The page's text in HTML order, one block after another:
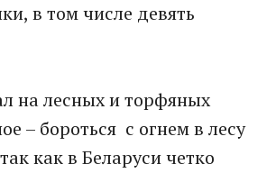
в том числе девять
на лесных и торфяных
– бороться с огнем в лесу
как в Беларуси четко